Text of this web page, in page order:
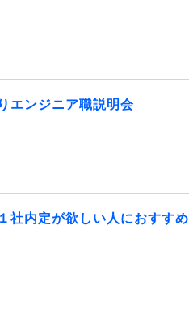
エンジニア職説明会
社内定が欲しい人におすすめ